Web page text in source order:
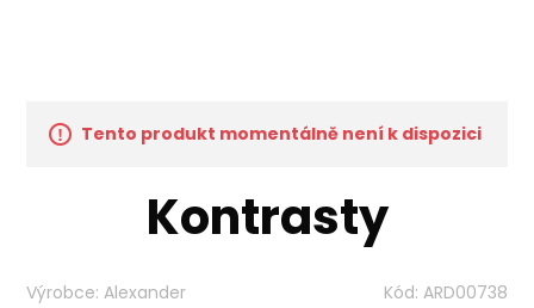
Tento produkt momentálně není k dispozici
Kontrasty
Výrobce: Alexander Kód: ARD00738